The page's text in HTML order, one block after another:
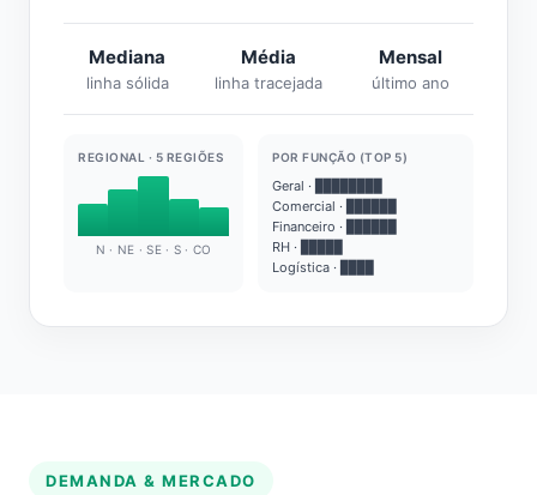
Mediana
linha sólida
Média
linha tracejada
Mensal
último ano
REGIONAL · 5 REGIÕES
N · NE · SE · S · CO
POR FUNÇÃO (TOP 5)
Geral · ████████
Comercial · ██████
Financeiro · ██████
RH · █████
Logística · ████
DEMANDA & MERCADO